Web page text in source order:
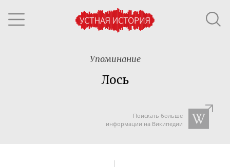
Упоминание
Лось
Поискать больше
информации на Википедии